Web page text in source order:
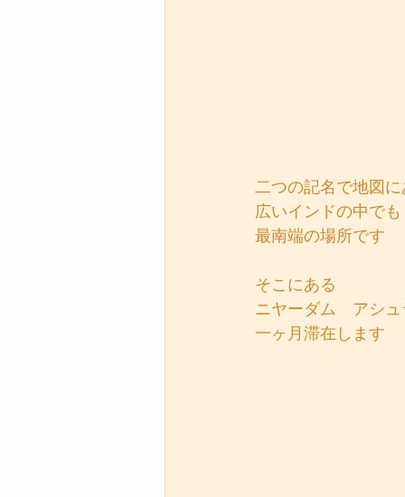
二つの記名で地図
広いインドの中でも
最南端の場所です
そこにある
ニヤーダム　アシ
一ヶ月滞在します